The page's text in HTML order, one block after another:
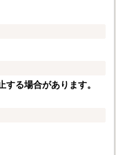
る場合があります。